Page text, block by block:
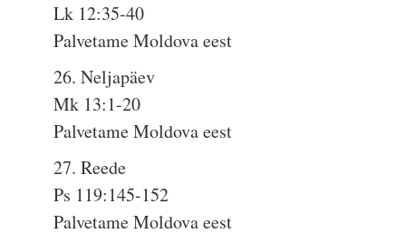
Lk 12:35-40
Palvetame Moldova eest
26. Neljapäev
Mk 13:1-20
Palvetame Moldova eest
27. Reede
Ps 119:145-152
Palvetame Moldova eest